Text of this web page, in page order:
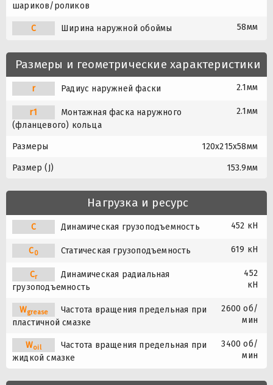
шариков/роликов
C Ширина наружной обоймы 58мм
Размеры и геометрические характеристики
r Радиус наружней фаски 2.1мм
r1
Монтажная фаска наружного
(фланцевого) кольца
2.1мм
Размеры 120x215x58мм
Размер (J) 153.9мм
Нагрузка и ресурс
C Динамическая грузоподъемность 452 кН
C0 Статическая грузоподъемность 619 кН
Cr
Динамическая радиальная
грузоподъемность
452
кН
Wgrease
Частота вращения предельная при
пластичной смазке
2600 об/
мин
Woil
Частота вращения предельная при
жидкой смазке
3400 об/
мин